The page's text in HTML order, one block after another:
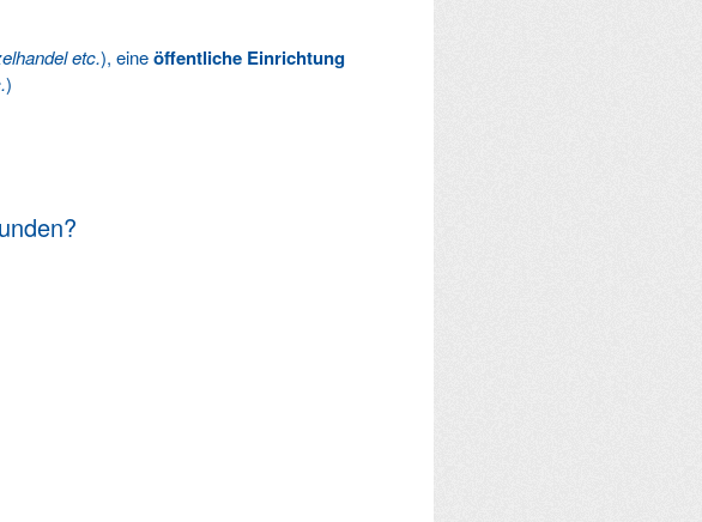
etc.), eineöffentliche Einrichtung
)